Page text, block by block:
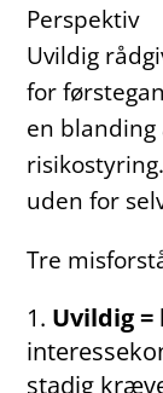
Perspektiv
Uvildig
for
en
uden for
Tre
Uvildig =
stadig